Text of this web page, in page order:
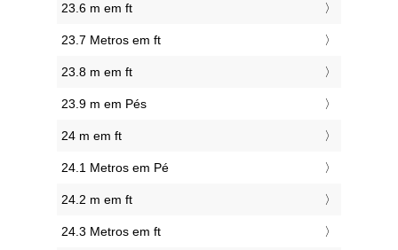
23.6 m em ft
23.7 Metros em ft
23.8 m em ft
23.9 m em Pés
24 m em ft
24.1 Metros em Pé
24.2 m em ft
24.3 Metros em ft